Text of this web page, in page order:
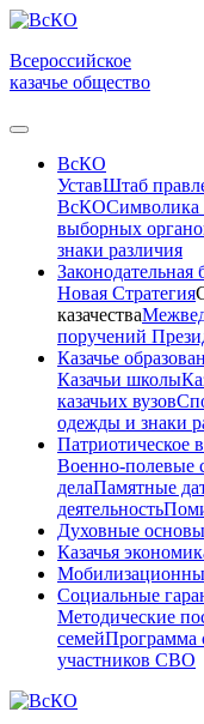
Всероссийское
казачье общество
ВсКО
УставШтаб
ВсКО
выборных
знаки различия
Законодательная
Новая Стратегия
казачества
поручений
Казачье
Казачьи школы
казачьих вузов
одежды и знаки
Патриотическое
Военно-полевые
делаПамятные
деятельность
Духовные
Казачья
Социальные
Методические
семейПрограмма
участников СВО